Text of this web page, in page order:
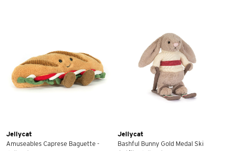
Jellycat
Amuseables Caprese Baguette -
Jellycat
Bashful Bunny Gold Medal Ski